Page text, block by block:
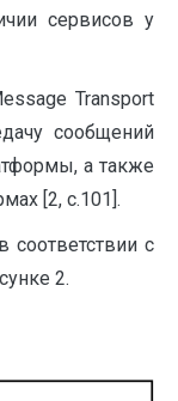
сервисов у
Transport
сообщений
а также
[2, c.101].
соответствии с
2.